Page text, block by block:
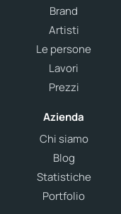
Brand
Artisti
Le persone
Lavori
Prezzi
Azienda
Chi siamo
Blog
Statistiche
Portfolio